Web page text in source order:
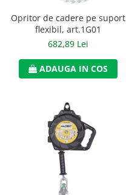
Pantaloni de lucru
Pantaloni scurti
Pelerine de ploaie
Protectie termica
Sorturi de protectie
Opritor de cadere pe suport
flexibil, art.1G01
682,89 Lei
ADAUGA IN COS